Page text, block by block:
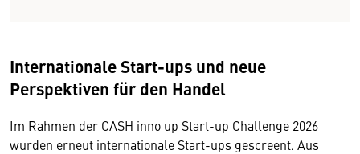
Internationale Start-ups und neue
Perspektiven für den Handel
Im Rahmen der CASH inno up Start-up Challenge 2026
wurden erneut internationale Start-ups gescreent. Aus